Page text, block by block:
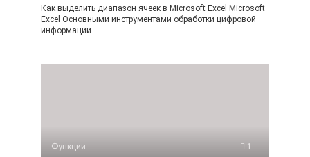
Как выделить диапазон ячеек в Microsoft Excel Microsoft
Excel Основными инструментами обработки цифровой
информации
Функции 1